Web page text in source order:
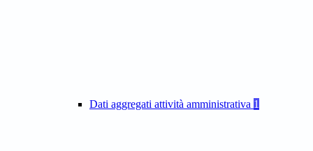
Dati aggregati attività amministrativa 1